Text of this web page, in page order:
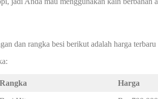
dan rangka besi berikut adalah harga terbaru
Rangka Harga